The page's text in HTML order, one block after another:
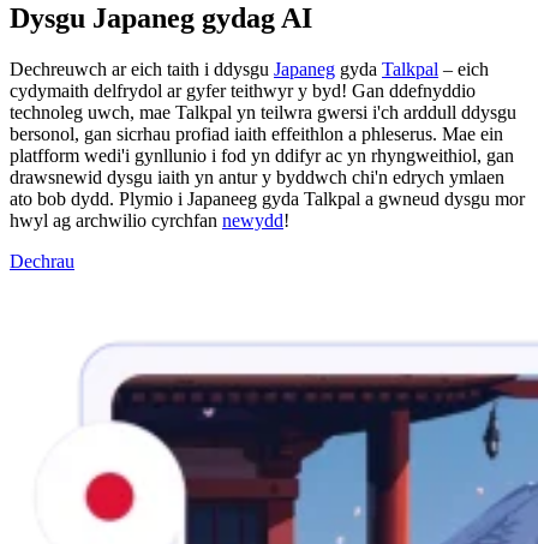
Dysgu Japaneg gydag AI
Dechreuwch ar eich taith i ddysgu Japaneg gyda Talkpal – eich
cydymaith delfrydol ar gyfer teithwyr y byd! Gan ddefnyddio
technoleg uwch, mae Talkpal yn teilwra gwersi i'ch arddull ddysgu
bersonol, gan sicrhau profiad iaith effeithlon a phleserus. Mae ein
platfform wedi'i gynllunio i fod yn ddifyr ac yn rhyngweithiol, gan
drawsnewid dysgu iaith yn antur y byddwch chi'n edrych ymlaen
ato bob dydd. Plymio i Japaneeg gyda Talkpal a gwneud dysgu mor
hwyl ag archwilio cyrchfan newydd!
Dechrau